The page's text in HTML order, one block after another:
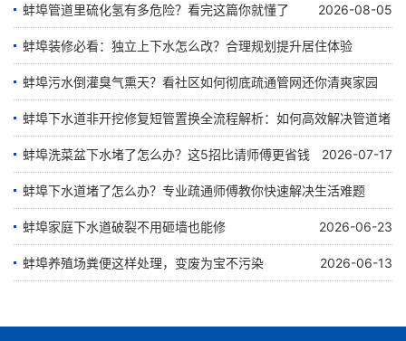
蚌埠管道里硫化氢有多危险？看完这篇你就懂了 2026-08-05
蚌埠装修必看：独立上下水怎么改？合理规划提升居住体验
2026-07-28
蚌埠污水倒灌臭气熏天？看社区如何彻底疏通管网还你清爽家园
2026-07-24
蚌埠下水道非开挖修复短管置换全流程解析：如何高效解决管道堵
塞难题
2026-07-23
蚌埠洗菜盆下水堵了怎么办？这5招比请师傅更省钱 2026-07-17
蚌埠下水道堵了怎么办？专业疏通师傅教你快速解决生活难题
2026-07-07
蚌埠家庭下水道破裂不用砸墙也能修 2026-06-23
蚌埠养殖场粪便这样处理，变废为宝不污染 2026-06-13